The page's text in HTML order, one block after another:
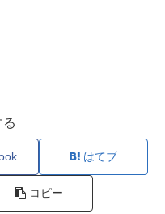
る
はてブ
コピー